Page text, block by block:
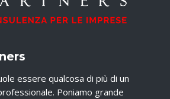
essere qualcosa di più di un
Poniamo grande